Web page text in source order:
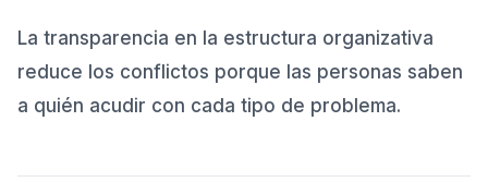
La transparencia en la estructura organizativa
reduce los conflictos porque las personas saben
a quién acudir con cada tipo de problema.